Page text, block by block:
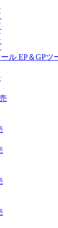
ル EP＆GPツ